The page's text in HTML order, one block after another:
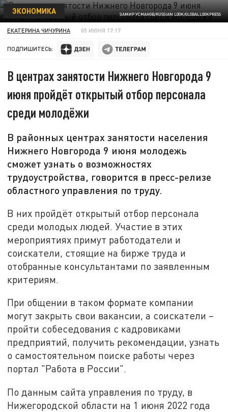
ЗАМИР УСМАНОВ/RUSSIAN LOOK/GLOBALLOOKPRESS
ЭКОНОМИКА
ЕКАТЕРИНА ЧИЧУРИНА 05 ИЮНЯ 17:17
ПОДПИШИТЕСЬ:
В центрах занятости Нижнего Новгорода 9
июня пройдёт открытый отбор персонала
среди молодёжи
В районных центрах занятости населения
Нижнего Новгорода 9 июня молодежь
сможет узнать о возможностях
трудоустройства, говорится в пресс-релизе
областного управления по труду.
В них пройдёт открытый отбор персонала
среди молодых людей. Участие в этих
мероприятиях примут работодатели и
соискатели, стоящие на бирже труда и
отобранные консультантами по заявленным
критериям.
При общении в таком формате компании
могут закрыть свои вакансии, а соискатели –
пройти собеседования с кадровиками
предприятий, получить рекомендации, узнать
о самостоятельном поиске работы через
портал "Работа в России".
По данным сайта управления по труду, в
Нижегородской области на 1 июня 2022 года